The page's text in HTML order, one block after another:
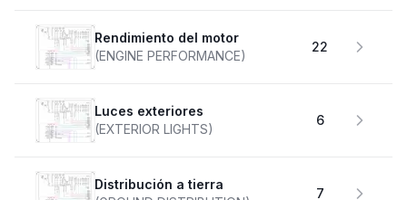
Rendimiento del motor
(ENGINE PERFORMANCE)
22
Luces exteriores
(EXTERIOR LIGHTS)
6
Distribución a tierra
7